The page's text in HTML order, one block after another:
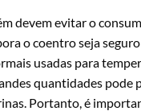
devem evitar o
o coentro seja
usadas para
quantidades pode
Portanto, é